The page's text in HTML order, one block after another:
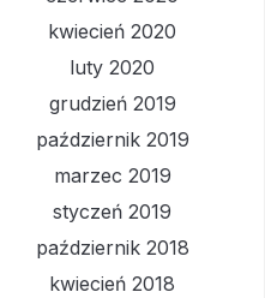
kwiecień 2020
luty 2020
grudzień 2019
październik 2019
marzec 2019
styczeń 2019
październik 2018
kwiecień 2018